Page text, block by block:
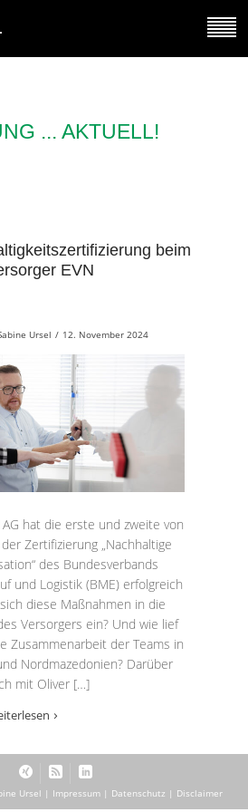
... AKTUELL!
beim
EVN
Ursel / 12. November 2024
hat die erste und zweite von
Zertifizierung „Nachhaltige
des Bundesverbands
und Logistik (BME) erfolgreich
diese Maßnahmen in die
Versorgers ein? Und wie lief
Zusammenarbeit der Teams in
Nordmazedonien? Darüber
mit Oliver […]
Ursel | Impressum | Datenschutz | Disclaimer